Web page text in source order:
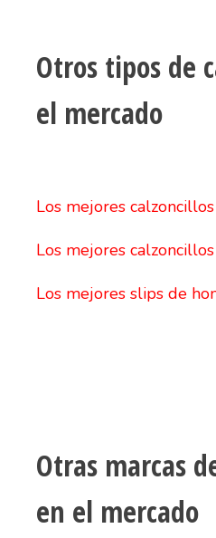
Otros tipos de
el mercado
Los mejores
Los mejores
Los mejores slips de
Otras marcas
en el mercado